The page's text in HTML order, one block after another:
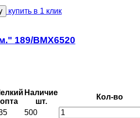
купить в 1 клик
189/BMX6520
оптa
Наличие
шт.
Кол-во
500